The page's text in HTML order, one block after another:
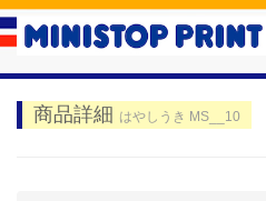
商品詳細 はやしうき MS__10